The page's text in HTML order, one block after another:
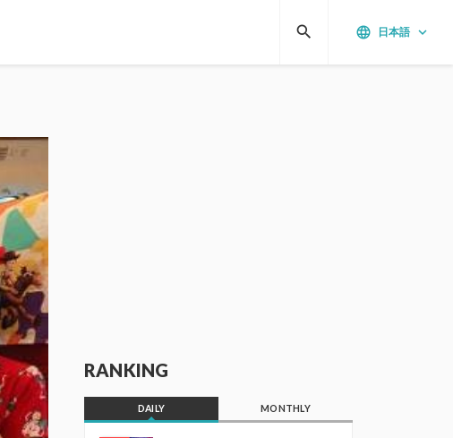
language 日本語 keyboard_arrow_down
search
RANKING
DAILY MONTHLY